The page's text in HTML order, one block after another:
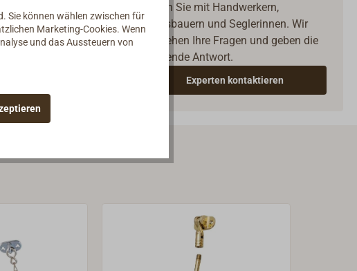
Reden Sie mit Handwerkern,
Bootsbauern und Seglerinnen. Wir
verstehen Ihre Fragen und geben die
passende Antwort.
Experten kontaktieren
Sie können wählen zwischen für
Marketing-Cookies. Wenn
und das Aussteuern von